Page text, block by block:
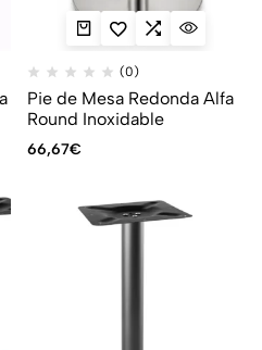
(0)
Pie de Mesa Redonda Alfa
Round Inoxidable
66,67€